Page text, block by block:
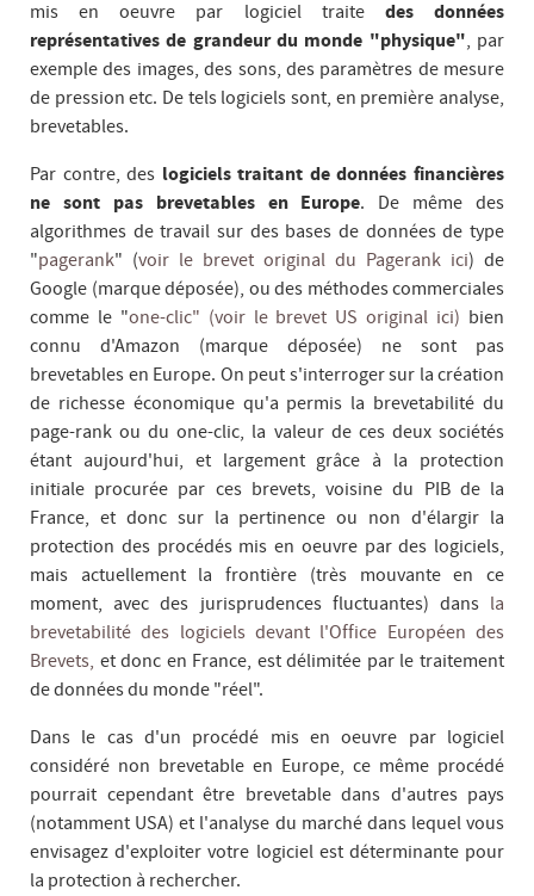
mis en oeuvre par logiciel traite des données
représentatives de grandeur du monde "physique", par
exemple des images, des sons, des paramètres de mesure
de pression etc. De tels logiciels sont, en première analyse,
brevetables.
Par contre, des logiciels traitant de données financières
ne sont pas brevetables en Europe. De même des
algorithmes de travail sur des bases de données de type
"pagerank" (voir le brevet original du Pagerank ici) de
Google (marque déposée), ou des méthodes commerciales
comme le "one-clic" (voir le brevet US original ici) bien
connu d'Amazon (marque déposée) ne sont pas
brevetables en Europe. On peut s'interroger sur la création
de richesse économique qu'a permis la brevetabilité du
page-rank ou du one-clic, la valeur de ces deux sociétés
étant aujourd'hui, et largement grâce à la protection
initiale procurée par ces brevets, voisine du PIB de la
France, et donc sur la pertinence ou non d'élargir la
protection des procédés mis en oeuvre par des logiciels,
mais actuellement la frontière (très mouvante en ce
moment, avec des jurisprudences fluctuantes) dans la
brevetabilité des logiciels devant l'Office Européen des
Brevets, et donc en France, est délimitée par le traitement
de données du monde "réel".
Dans le cas d'un procédé mis en oeuvre par logiciel
considéré non brevetable en Europe, ce même procédé
pourrait cependant être brevetable dans d'autres pays
(notamment USA) et l'analyse du marché dans lequel vous
envisagez d'exploiter votre logiciel est déterminante pour
la protection à rechercher.